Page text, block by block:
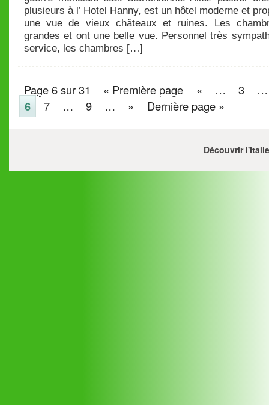
plusieurs à l’ Hotel Hanny, est un hôtel moderne et
une vue de vieux châteaux et ruines. Les
grandes et ont une belle vue. Personnel très
service, les chambres […]
Page 6 sur 31 « Première page « … 3 …
6 7 … 9 … » Dernière page »
Découvrir